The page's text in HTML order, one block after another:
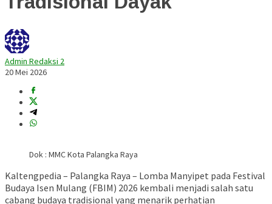
Admin Redaksi 2
20 Mei 2026
Dok : MMC Kota Palangka Raya
Kaltengpedia – Palangka Raya – Lomba Manyipet pada Festival
Budaya Isen Mulang (FBIM) 2026 kembali menjadi salah satu
cabang budaya tradisional yang menarik perhatian